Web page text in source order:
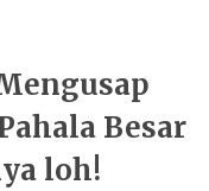
Besar
loh!